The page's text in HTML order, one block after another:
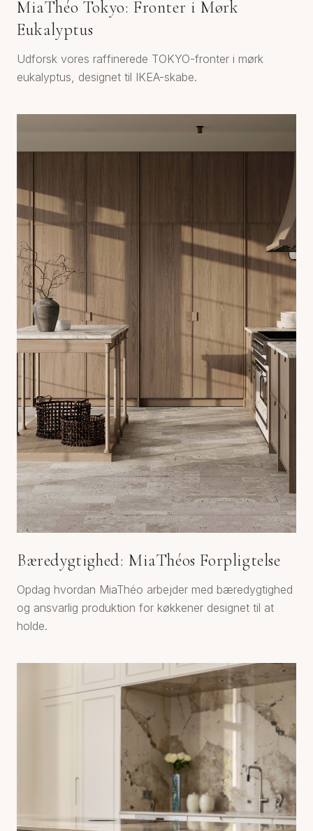
MiaThéo Tokyo: Fronter i Mørk
Eukalyptus
Udforsk vores raffinerede TOKYO-fronter i mørk
eukalyptus, designet til IKEA-skabe.
Bæredygtighed: MiaThéos Forpligtelse
Opdag hvordan MiaThéo arbejder med bæredygtighed
og ansvarlig produktion for køkkener designet til at
holde.